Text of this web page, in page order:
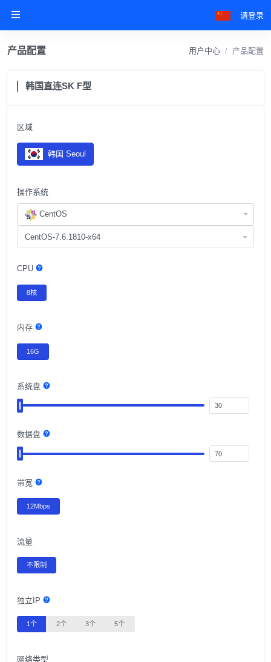
请登录
产品配置 用户中心 产品配置
韩国直连SK F型
区域
韩国 Seoul
操作系统
CentOS
CPU
8核
内存
16G
系统盘
数据盘
带宽
12Mbps
流量
不限制
独立IP
1个 2个 3个 5个
网络类型